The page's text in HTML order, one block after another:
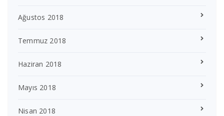
Ağustos 2018
Temmuz 2018
Haziran 2018
Mayıs 2018
Nisan 2018